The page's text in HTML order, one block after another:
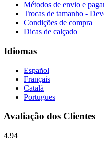
Métodos de envio e
Trocas de tamanho -
Condições de compra
Dicas de calçado
Idiomas
Español
Français
Català
Portugues
Avaliação dos Clientes
4.94